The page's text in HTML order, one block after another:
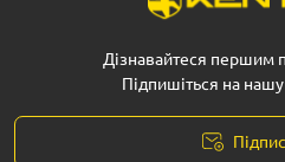
Дізнавайтеся першим
Підпишіться на